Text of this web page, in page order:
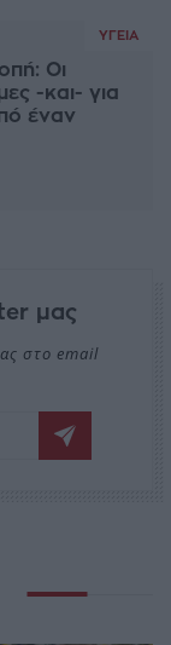
ΥΓΕΊΑ
Οι
-και- για
έναν
μας
στο email